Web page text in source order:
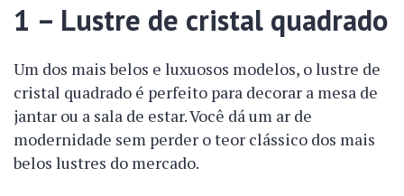
1 – Lustre de cristal quadrado
Um dos mais belos e luxuosos modelos, o lustre de
cristal quadrado é perfeito para decorar a mesa de
jantar ou a sala de estar. Você dá um ar de
modernidade sem perder o teor clássico dos mais
belos lustres do mercado.